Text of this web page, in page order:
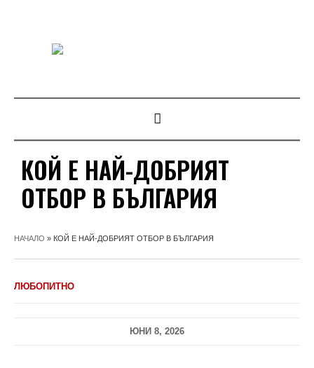
КОЙ Е НАЙ-ДОБРИЯТ
ОТБОР В БЪЛГАРИЯ
НАЧАЛО » КОЙ Е НАЙ-ДОБРИЯТ ОТБОР В БЪЛГАРИЯ
ЛЮБОПИТНО
ЮНИ 8, 2026